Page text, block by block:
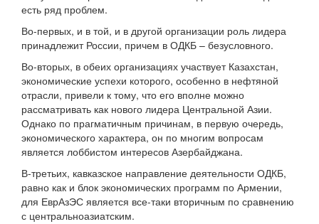
есть ряд проблем.
Во-первых, и в той, и в другой организации роль лидера
принадлежит России, причем в ОДКБ – безусловного.
Во-вторых, в обеих организациях участвует Казахстан,
экономические успехи которого, особенно в нефтяной
отрасли, привели к тому, что его вполне можно
рассматривать как нового лидера Центральной Азии.
Однако по прагматичным причинам, в первую очередь,
экономического характера, он по многим вопросам
является лоббистом интересов Азербайджана.
В-третьих, кавказское направление деятельности ОДКБ,
равно как и блок экономических программ по Армении,
для ЕврАзЭС является все-таки вторичным по сравнению
с центральноазиатским.